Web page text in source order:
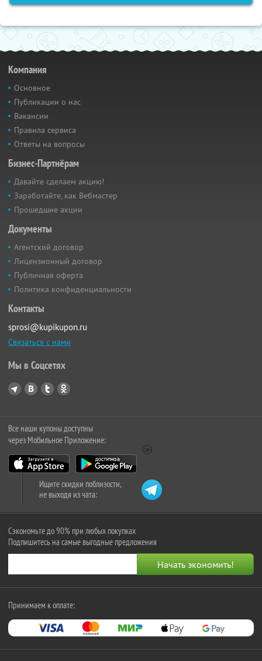
Компания
Основное
Публикации о нас
Вакансии
Правила сервиса
Ответы на вопросы
Бизнес-Партнёрам
Давайте сделаем акцию!
Заработайте, как Вебмастер
Прошедшие акции
Документы
Агентский договор
Лицензионный договор
Публичная оферта
Политика конфиденциальности
Контакты
sprosi@kupikupon.ru
Связаться с нами
Мы в Соцсетях
Все наши купоны доступны
через Мобильное Приложение:
Ищите скидки поблизости,
не выходя из чата:
Сэкономьте до 90% при любых покупках
Подпишитесь на самые выгодные предложения
Принимаем к оплате: